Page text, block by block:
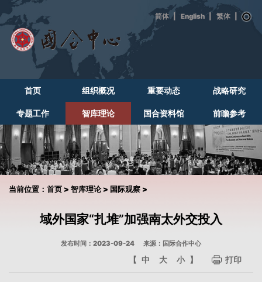
| English
首页 组织概况 重要动态 战略研究
专题工作 智库理论 国合资料馆 前瞻参考
当前位置： 首页 > 智库理论> 国际观察 >
域外国家“扎堆”加强南太外交投入
发布时间：2023-09-24 来源：国际合作中心
【 中 大 小 】 打印